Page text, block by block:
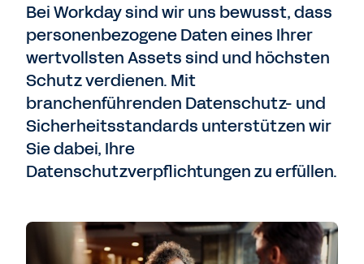
Bei Workday sind wir uns bewusst, dass
personenbezogene Daten eines Ihrer
wertvollsten Assets sind und höchsten
Schutz verdienen. Mit
branchenführenden Datenschutz- und
Sicherheitsstandards unterstützen wir
Sie dabei, Ihre
Datenschutzverpflichtungen zu erfüllen.